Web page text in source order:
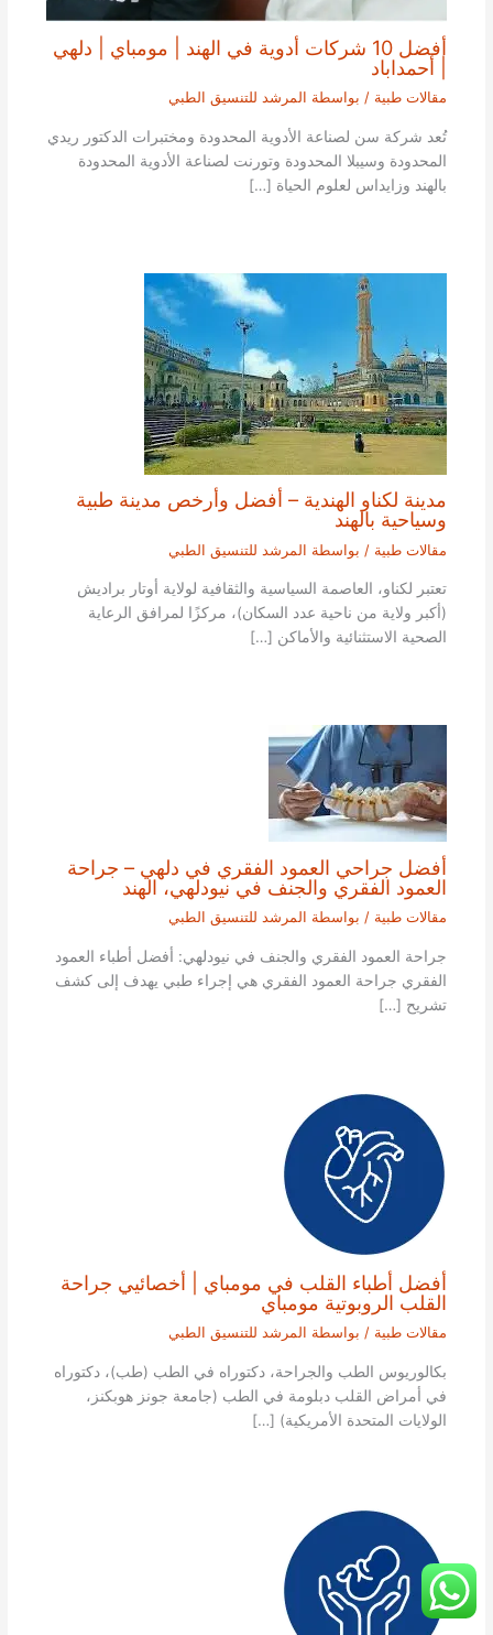
أفضل 10 شركات أدوية في الهند | مومباي | دلهي
| أحمداباد
مقالات طبية / بواسطة المرشد للتنسيق الطبي
تُعد شركة سن لصناعة الأدوية المحدودة ومختبرات الدكتور ريدي
المحدودة وسيبلا المحدودة وتورنت لصناعة الأدوية المحدودة
بالهند وزايداس لعلوم الحياة […]
مدينة لكناو الهندية – أفضل وأرخص مدينة طبية
وسياحية بالهند
مقالات طبية / بواسطة المرشد للتنسيق الطبي
تعتبر لكناو، العاصمة السياسية والثقافية لولاية أوتار براديش
(أكبر ولاية من ناحية عدد السكان)، مركزًا لمرافق الرعاية
الصحية الاستثنائية والأماكن […]
أفضل جراحي العمود الفقري في دلهي – جراحة
العمود الفقري والجنف في نيودلهي، الهند
مقالات طبية / بواسطة المرشد للتنسيق الطبي
جراحة العمود الفقري والجنف في نيودلهي: أفضل أطباء العمود
الفقري جراحة العمود الفقري هي إجراء طبي يهدف إلى كشف
تشريح […]
أفضل أطباء القلب في مومباي | أخصائيي جراحة
القلب الروبوتية مومباي
مقالات طبية / بواسطة المرشد للتنسيق الطبي
بكالوريوس الطب والجراحة، دكتوراه في الطب (طب)، دكتوراه
في أمراض القلب دبلومة في الطب (جامعة جونز هوبكنز،
الولايات المتحدة الأمريكية) […]